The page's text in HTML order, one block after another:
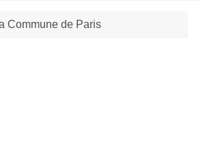
Commune de Paris